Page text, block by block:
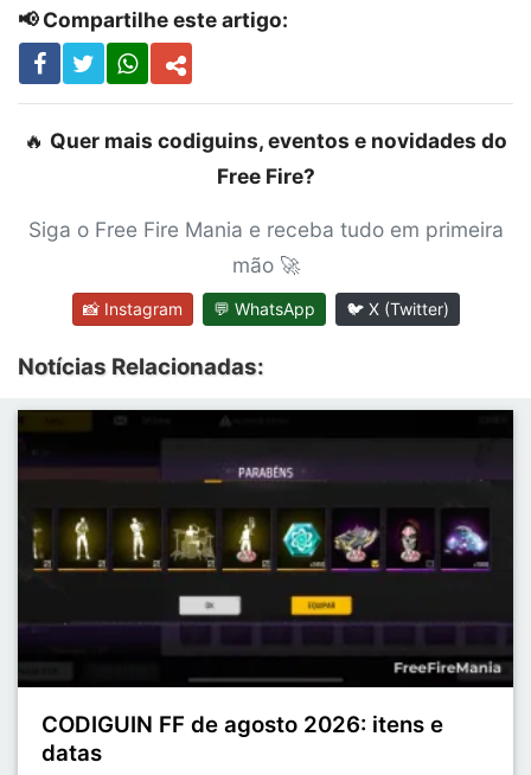
📢 Compartilhe este artigo:
🔥 Quer mais codiguins, eventos e novidades do
Free Fire?
Siga o Free Fire Mania e receba tudo em primeira
mão 🚀
📸 Instagram 💬 WhatsApp 🐦 X (Twitter)
Notícias Relacionadas:
CODIGUIN FF de agosto 2026: itens e
datas